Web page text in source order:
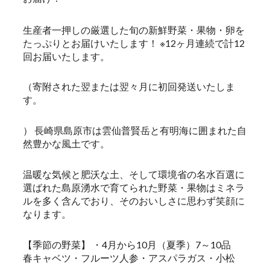
生産者一押しの厳選した旬の新鮮野菜・果物・卵を
たっぷりとお届けいたします！ ※12ヶ月連続で計12
回お届いたします。
（寄附された翌または翌々月に初回発送いたしま
す。
） 長崎県島原市は雲仙普賢岳と有明海に囲まれた自
然豊かな風土です。
温暖な気候と肥沃な土、そして環境省の名水百選に
選ばれた島原湧水で育てられた野菜・果物はミネラ
ルを多く含んでおり、そのおいしさに思わず笑顔に
なります。
【季節の野菜】 ・4月から10月（夏季）7～10品
春キャベツ・フルーツ人参・アスパラガス・小松